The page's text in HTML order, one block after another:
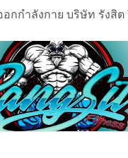
อกกำลังกาย บริษัท รังสิต